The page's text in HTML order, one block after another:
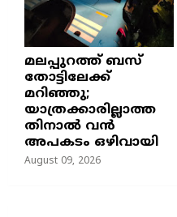
മലപ്പുറത്ത് ബസ്
തോട്ടിലേക്ക്
മറിഞ്ഞു;
യാത്രക്കാരില്ലാത്ത
തിനാൽ വൻ
അപകടം ഒഴിവായി
August 09, 2026